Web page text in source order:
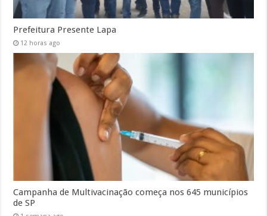
Prefeitura Presente Lapa
12 horas ago
Campanha de Multivacinação começa nos 645 municípios
de SP